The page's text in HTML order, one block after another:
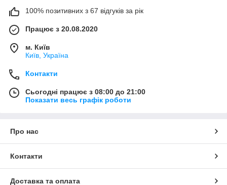
100% позитивних з 67 відгуків за рік
Працює з 20.08.2020
м. Київ
Київ, Україна
Контакти
Сьогодні працює з 08:00 до 21:00
Показати весь графік роботи
Про нас
Контакти
Доставка та оплата